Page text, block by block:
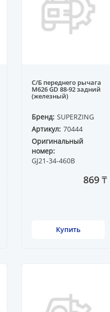
С/Б переднего рычага
M626 GD 88-92 задний
(железный)
Бренд: SUPERZING
Артикул: 70444
Оригинальный
номер:
GJ21-34-460B
869 ₸
Купить